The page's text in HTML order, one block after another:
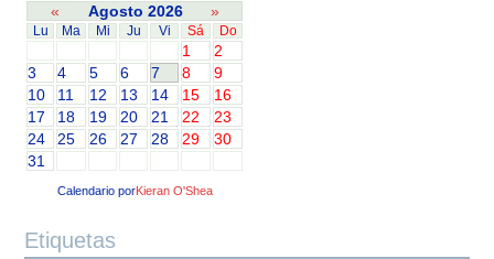
« Agosto 2026 »
Lu Ma Mi Ju Vi Sá Do
1
2
3
4 5 6 7 8
9
10
11 12 13 14 15
16
17
18 19 20 21 22
23
24
25 26 27 28 29
30
31
Calendario porKieran O'Shea
Etiquetas